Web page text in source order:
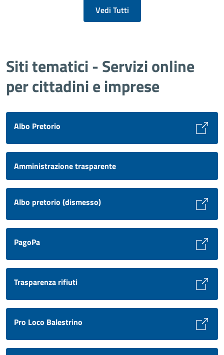
Vedi Tutti
Siti tematici - Servizi online
per cittadini e imprese
Albo Pretorio
Amministrazione trasparente
Albo pretorio (dismesso)
PagoPa
Trasparenza rifiuti
Pro Loco Balestrino